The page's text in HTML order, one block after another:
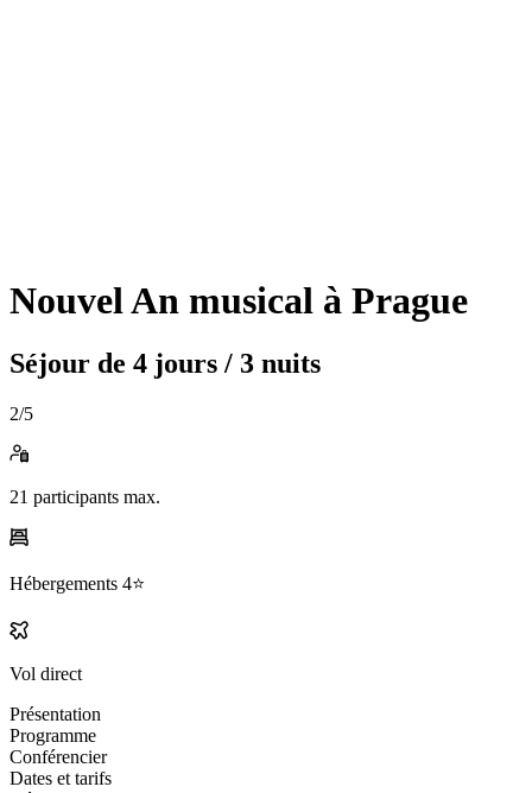
Nouvel An musical à Prague
Séjour de 4 jours / 3 nuits
2/5
21 participants max.
Hébergements 4⭐️
Vol direct
Présentation
Programme
Conférencier
Dates et tarifs